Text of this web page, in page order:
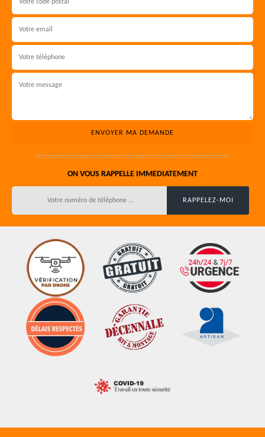
ON VOUS RAPPELLE IMMEDIATEMENT